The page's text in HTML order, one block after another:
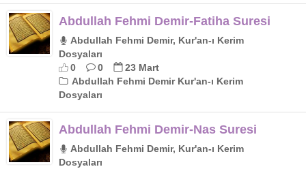
Abdullah Fehmi Demir-Fatiha Suresi
Abdullah Fehmi Demir, Kur'an-ı Kerim
Dosyaları
0
0
23 Mart
Abdullah Fehmi Demir Kur'an-ı Kerim
Dosyaları
Abdullah Fehmi Demir-Nas Suresi
Abdullah Fehmi Demir, Kur'an-ı Kerim
Dosyaları